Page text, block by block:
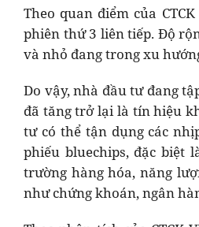
Theo quan điểm của
phiên thứ 3 liên tiếp. Độ
và nhỏ đang trong xu
Do vậy, nhà đầu tư đang
đã tăng trở lại là tín hiệu
tư có thể tận dụng các
phiếu bluechips, đặc biệt
trường hàng hóa, năng
như chứng khoán, ngân